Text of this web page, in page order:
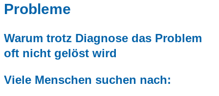
Probleme
Warum trotz Diagnose das Problem
oft nicht gelöst wird
Viele Menschen suchen nach: